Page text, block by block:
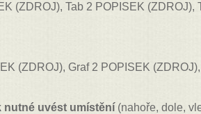
(ZDROJ), Tab 2 POPISEK (ZDROJ),
(ZDROJ), Graf 2 POPISEK
nutné uvést umístění (nahoře, dole,